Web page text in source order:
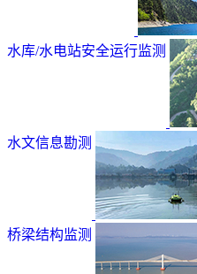
水库/水电站安全运行监测
水文信息勘测
桥梁结构监测